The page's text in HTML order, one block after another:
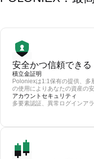
安全かつ信頼できる
積立金証明
Poloniexは1:1保有の提供、多
の使用によりあなたの資産の
アカウントセキュリティ
多要素認証、異常ログインア